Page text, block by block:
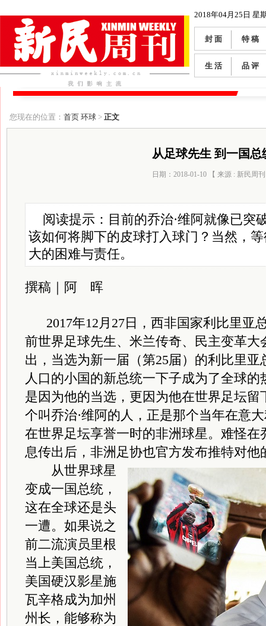
2018年04月25日 星
封 面 特 稿
生 活 品 评
您现在的位置： 首页 环球 > 正文
从足球先生 到一国总
日期：2018-01-10 【 来源 : 新民周
阅读提示：目前的乔治·维阿就像已突
该如何将脚下的皮球打入球门？当然，
大的困难与责任。
撰稿｜阿 晖
2017年12月27日，西非国家利比里亚
前世界足球先生、米兰传奇、民主变革大
出，当选为新一届（第25届）的利比里亚
人口的小国的新总统一下子成为了全球
是因为他的当选，更因为他在世界足坛留
个叫乔治·维阿的人，正是那个当年在意
在世界足坛享誉一时的非洲球星。难怪在
息传出后，非洲足协也官方发布推特对他
从世界球星
变成一国总统，
这在全球还是头
一遭。如果说之
前二流演员里根
当上美国总统，
美国硬汉影星施
瓦辛格成为加州
州长，能够称为